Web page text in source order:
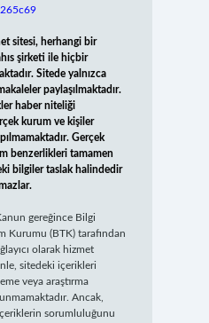
sitesi, herhangi bir
şirketi ile hiçbir
Sitede yalnızca
paylaşılmaktadır.
haber niteliği
kurum ve kişiler
Gerçek
benzerlikleri tamamen
bilgiler taslak halindedir
gereğince Bilgi
Kurumu (BTK) tarafından
olarak hizmet
sitedeki içerikleri
veya araştırma
Ancak,
sorumluluğunu